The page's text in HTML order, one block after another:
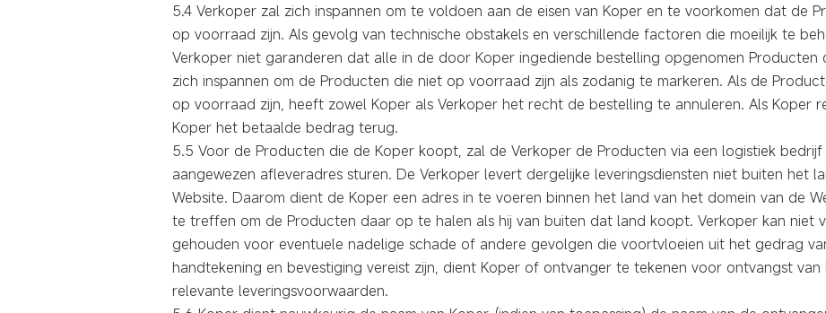
5.4 Verkoper zal zich inspannen om te voldoen aan de eisen van Koper en te voorkomen dat de
op voorraad zijn. Als gevolg van technische obstakels en verschillende factoren die moeilijk te
Verkoper niet garanderen dat alle in de door Koper ingediende bestelling opgenomen Producten
zich inspannen om de Producten die niet op voorraad zijn als zodanig te markeren. Als de
op voorraad zijn, heeft zowel Koper als Verkoper het recht de bestelling te annuleren. Als Koper
Koper het betaalde bedrag terug.
5.5 Voor de Producten die de Koper koopt, zal de Verkoper de Producten via een logistiek
aangewezen afleveradres sturen. De Verkoper levert dergelijke leveringsdiensten niet buiten het
Website. Daarom dient de Koper een adres in te voeren binnen het land van het domein van de
te treffen om de Producten daar op te halen als hij van buiten dat land koopt. Verkoper kan niet
gehouden voor eventuele nadelige schade of andere gevolgen die voortvloeien uit het gedrag
handtekening en bevestiging vereist zijn, dient Koper of ontvanger te tekenen voor ontvangst
relevante leveringsvoorwaarden.